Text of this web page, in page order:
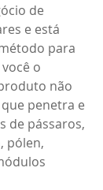
de
e está
para
o
não
penetra e
de pássaros,
pólen,